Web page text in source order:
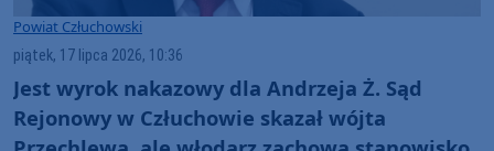
Powiat Człuchowski
piątek, 17 lipca 2026, 10:36
Jest wyrok nakazowy dla Andrzeja Ż. Sąd
Rejonowy w Człuchowie skazał wójta